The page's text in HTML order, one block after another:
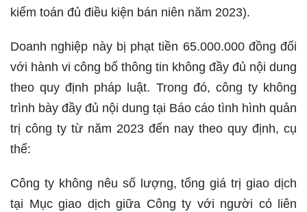
kiểm toán đủ điều kiện bán niên năm 2023).
Doanh nghiệp này bị phạt tiền 65.000.000 đồng đối
với hành vi công bố thông tin không đầy đủ nội dung
theo quy định pháp luật. Trong đó, công ty không
trình bày đầy đủ nội dung tại Báo cáo tình hình quản
trị công ty từ năm 2023 đến nay theo quy định, cụ
thể:
Công ty không nêu số lượng, tổng giá trị giao dịch
tại Mục giao dịch giữa Công ty với người có liên